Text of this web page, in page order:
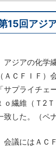
15回アジ
アジアの化学
（ＡＣＦＩＦ）
「サプライチ
ｏ繊維（Ｔ2
致した。（ペ
会議にはＡＣ